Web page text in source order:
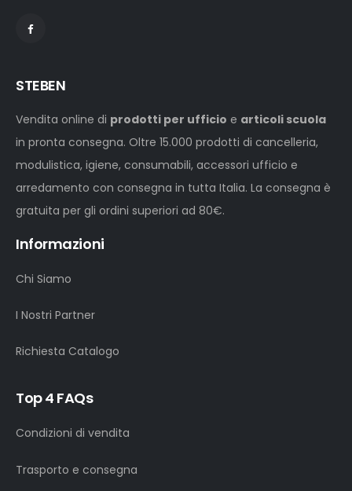
STEBEN
Vendita online di prodotti per ufficio e articoli scuola
in pronta consegna. Oltre 15.000 prodotti di cancelleria,
modulistica, igiene, consumabili, accessori ufficio e
arredamento con consegna in tutta Italia. La consegna è
gratuita per gli ordini superiori ad 80€.
Informazioni
Chi Siamo
I Nostri Partner
Richiesta Catalogo
Top 4 FAQs
Condizioni di vendita
Trasporto e consegna